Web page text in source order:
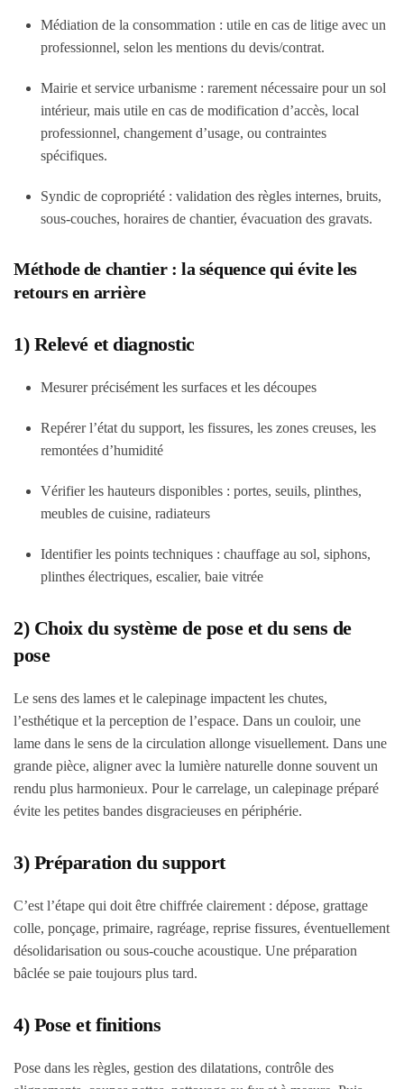
Médiation de la consommation : utile en cas de litige avec un
professionnel, selon les mentions du devis/contrat.
Mairie et service urbanisme : rarement nécessaire pour un sol
intérieur, mais utile en cas de modification d’accès, local
professionnel, changement d’usage, ou contraintes
spécifiques.
Syndic de copropriété : validation des règles internes, bruits,
sous-couches, horaires de chantier, évacuation des gravats.
Méthode de chantier : la séquence qui évite les
retours en arrière
1) Relevé et diagnostic
Mesurer précisément les surfaces et les découpes
Repérer l’état du support, les fissures, les zones creuses, les
remontées d’humidité
Vérifier les hauteurs disponibles : portes, seuils, plinthes,
meubles de cuisine, radiateurs
Identifier les points techniques : chauffage au sol, siphons,
plinthes électriques, escalier, baie vitrée
2) Choix du système de pose et du sens de
pose
Le sens des lames et le calepinage impactent les chutes,
l’esthétique et la perception de l’espace. Dans un couloir, une
lame dans le sens de la circulation allonge visuellement. Dans une
grande pièce, aligner avec la lumière naturelle donne souvent un
rendu plus harmonieux. Pour le carrelage, un calepinage préparé
évite les petites bandes disgracieuses en périphérie.
3) Préparation du support
C’est l’étape qui doit être chiffrée clairement : dépose, grattage
colle, ponçage, primaire, ragréage, reprise fissures, éventuellement
désolidarisation ou sous-couche acoustique. Une préparation
bâclée se paie toujours plus tard.
4) Pose et finitions
Pose dans les règles, gestion des dilatations, contrôle des